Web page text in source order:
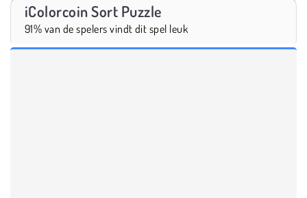
iColorcoin Sort Puzzle
91% van de spelers vindt dit spel leuk